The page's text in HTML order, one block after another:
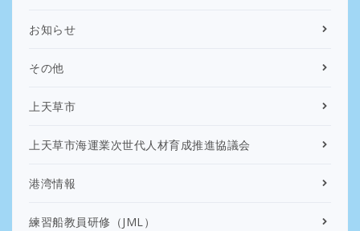
お知らせ
その他
上天草市
上天草市海運業次世代人材育成推進協議会
港湾情報
練習船教員研修（JML）